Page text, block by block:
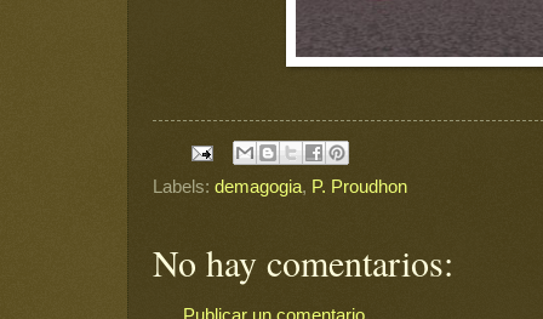
Labels: demagogia, P. Proudhon
No hay comentarios: